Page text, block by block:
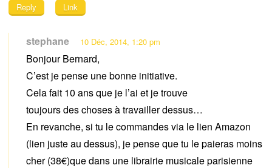
Reply Link
stephane 10 Déc, 2014, 1:20 pm
Bonjour Bernard,
C’est je pense une bonne initiative.
Cela fait 10 ans que je l’ai et je trouve
toujours des choses à travailler dessus…
En revanche, si tu le commandes via le lien Amazon
(lien juste au dessus), je pense que tu le paieras moins
cher (38€)que dans une librairie musicale parisienne